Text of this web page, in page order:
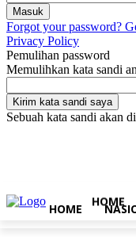
Forgot your password?
Privacy Policy
Pemulihan password
Memulihkan kata sandi
Sebuah kata sandi akan
HOME
HOME